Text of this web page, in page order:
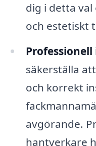
dig i detta
och estetiskt
säkerställa
och korrekt
avgörande.
hantverkare